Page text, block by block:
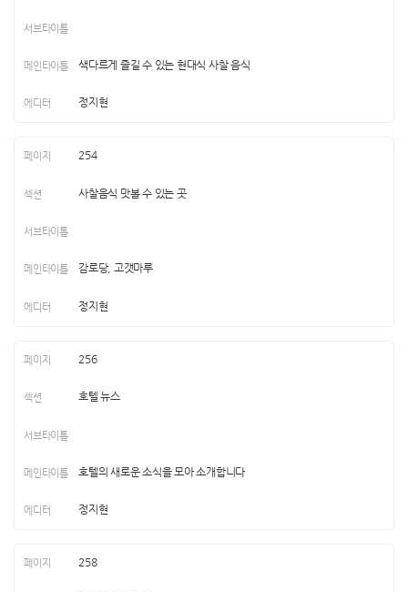
색다르게 즐길 수 있는 현대식 사찰 음식
정지현
254
사찰음식 맛볼 수 있는 곳
감로당, 고갯마루
정지현
256
호텔 뉴스
호텔의 새로운 소식을 모아 소개합니다
정지현
258